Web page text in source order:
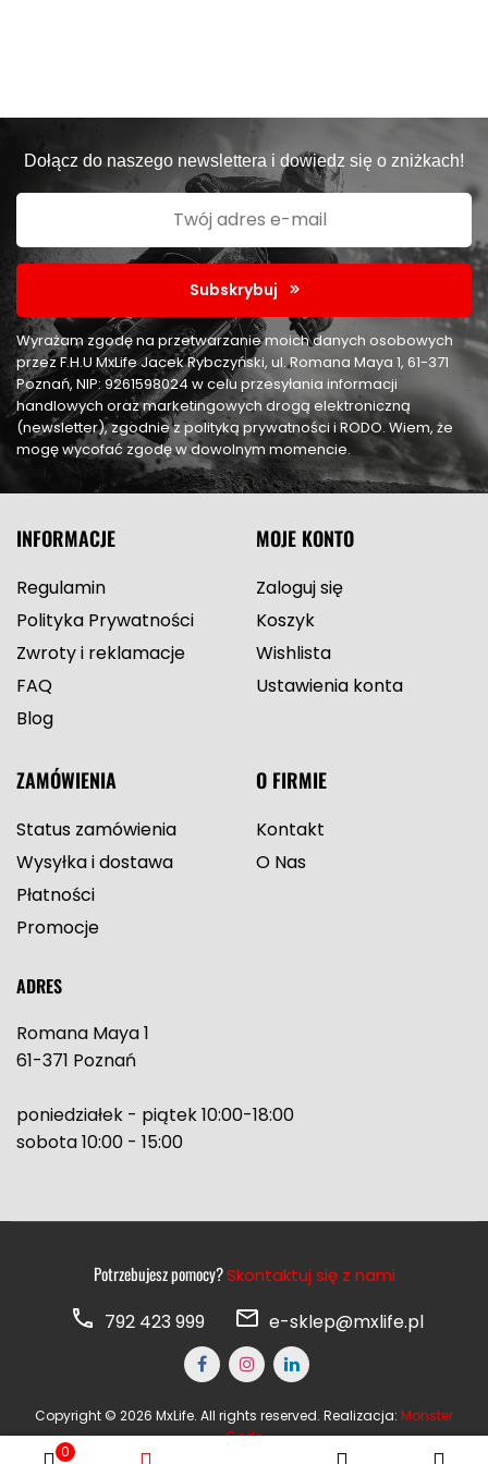
Dołącz do naszego newslettera i dowiedz się o zniżkach!
Subskrybuj
Wyrażam zgodę na przetwarzanie moich danych osobowych
przez F.H.U MxLife Jacek Rybczyński, ul. Romana Maya 1, 61-371
Poznań, NIP: 9261598024 w celu przesyłania informacji
handlowych oraz marketingowych drogą elektroniczną
(newsletter), zgodnie z polityką prywatności i RODO. Wiem, że
mogę wycofać zgodę w dowolnym momencie.
INFORMACJE
Regulamin
Polityka Prywatności
Zwroty i reklamacje
FAQ
Blog
MOJE KONTO
Zaloguj się
Koszyk
Wishlista
Ustawienia konta
ZAMÓWIENIA
Status zamówienia
Wysyłka i dostawa
Płatności
Promocje
O FIRMIE
Kontakt
O Nas
ADRES
Romana Maya 1
61-371 Poznań
poniedziałek - piątek 10:00-18:00
sobota 10:00 - 15:00
0
Potrzebujesz pomocy?Skontaktuj się z nami
792 423 999 e-sklep@mxlife.pl
Copyright © 2026 MxLife. All rights reserved. Realizacja: Monster
Code